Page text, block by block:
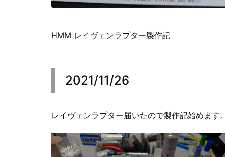
HMM レイヴェンラプター製作記
2021/11/26
レイヴェンラプター届いたので製作記始めます